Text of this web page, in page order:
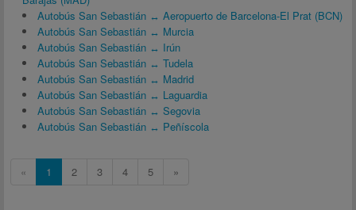
Autobús San Sebastián ↔ Aeropuerto de Barcelona-El Prat (BCN)
Autobús San Sebastián ↔ Murcia
Autobús San Sebastián ↔ Irún
Autobús San Sebastián ↔ Tudela
Autobús San Sebastián ↔ Madrid
Autobús San Sebastián ↔ Laguardia
Autobús San Sebastián ↔ Segovia
Autobús San Sebastián ↔ Peñíscola
« 1 2 3 4 5 »